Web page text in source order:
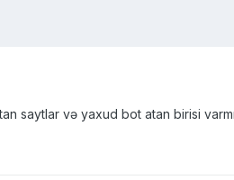
saytlar və yaxud bot atan birisi